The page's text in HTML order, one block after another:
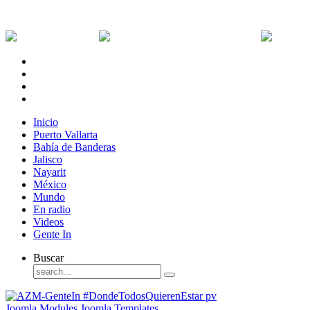
Inicio
Puerto Vallarta
Bahía de Banderas
Jalisco
Nayarit
México
Mundo
En radio
Videos
Gente In
Buscar